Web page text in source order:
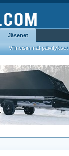
Jäsenet
Viimeisimmät päivitykset